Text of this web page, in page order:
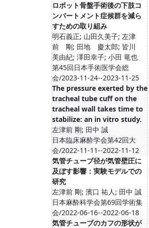
ロボット骨盤手術後の下肢コ
ンパートメント症候群を減ら
すための取り組み
明石義正; 山田久美子; 左津
前 剛; 田地 慶太郎; 皆川
美由紀; 澤田幸子; 小田 竜也
第45回日本手術医学会総
会/2023-11-24--2023-11-25
The pressure exerted by the
tracheal tube cuff on the
tracheal wall takes time to
stabilize: an in vitro study.
左津前 剛; 田中 誠
日本臨床麻酔学会第42回大
会/2022-11-11--2022-11-12
気管チューブ径が気管壁圧に
及ぼす影響：実験モデルでの
研究
左津前 剛; 濱口 祐人; 田中 誠
日本麻酔科学会第69回学術集
会/2022-06-16--2022-06-18
気管チューブのカフの形状が